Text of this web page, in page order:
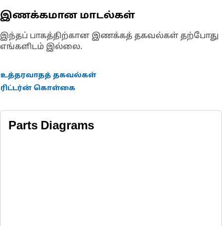
இணக்கமான மாடல்கள்
இந்தப் பாகத்திற்கான இணக்கத் தகவல்கள் தற்போது
எங்களிடம் இல்லை.
உத்தரவாதத் தகவல்கள்
ரிட்டர்ன் கொள்கை
Parts Diagrams